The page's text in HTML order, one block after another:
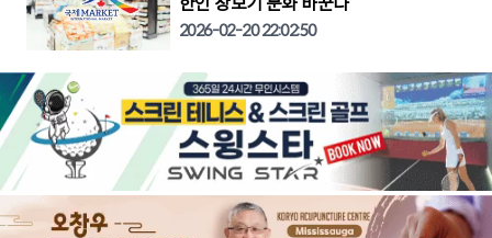
2026-02-20 22:02:50